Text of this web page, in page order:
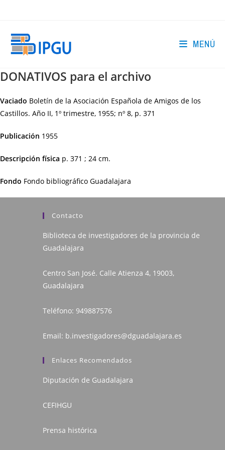
MENÚ
DONATIVOS para el archivo
Vaciado Boletín de la Asociación Española de Amigos de los
Castillos. Año II, 1º trimestre, 1955; nº 8, p. 371
Publicación 1955
Descripción física p. 371 ; 24 cm.
Fondo Fondo bibliográfico Guadalajara
Contacto
Biblioteca de investigadores de la provincia de
Guadalajara
Centro San José. Calle Atienza 4, 19003,
Guadalajara
Teléfono: 949887576
Email: b.investigadores@dguadalajara.es
Enlaces Recomendados
Diputación de Guadalajara
CEFIHGU
Prensa histórica